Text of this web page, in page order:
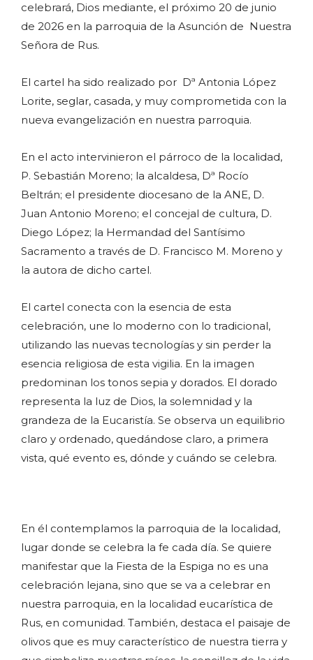
celebrará, Dios mediante, el próximo 20 de junio
de 2026 en la parroquia de la Asunción de Nuestra
Señora de Rus.
El cartel ha sido realizado por Dª Antonia López
Lorite, seglar, casada, y muy comprometida con la
nueva evangelización en nuestra parroquia.
En el acto intervinieron el párroco de la localidad,
P. Sebastián Moreno; la alcaldesa, Dª Rocío
Beltrán; el presidente diocesano de la ANE, D.
Juan Antonio Moreno; el concejal de cultura, D.
Diego López; la Hermandad del Santísimo
Sacramento a través de D. Francisco M. Moreno y
la autora de dicho cartel.
El cartel conecta con la esencia de esta
celebración, une lo moderno con lo tradicional,
utilizando las nuevas tecnologías y sin perder la
esencia religiosa de esta vigilia. En la imagen
predominan los tonos sepia y dorados. El dorado
representa la luz de Dios, la solemnidad y la
grandeza de la Eucaristía. Se observa un equilibrio
claro y ordenado, quedándose claro, a primera
vista, qué evento es, dónde y cuándo se celebra.
En él contemplamos la parroquia de la localidad,
lugar donde se celebra la fe cada día. Se quiere
manifestar que la Fiesta de la Espiga no es una
celebración lejana, sino que se va a celebrar en
nuestra parroquia, en la localidad eucarística de
Rus, en comunidad. También, destaca el paisaje de
olivos que es muy característico de nuestra tierra y